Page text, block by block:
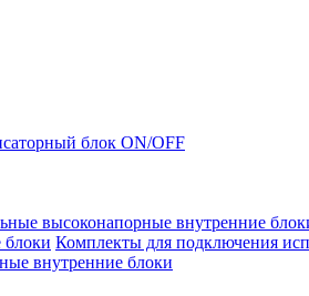
блок ON/OFF
высоконапорные внутренние
блоки Комплекты для подключения
внутренние блоки